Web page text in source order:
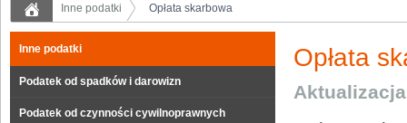
Inne podatki Opłata skarbowa
Inne podatki
Podatek od spadków i darowizn
Podatek od czynności cywilnoprawnych
Opłata